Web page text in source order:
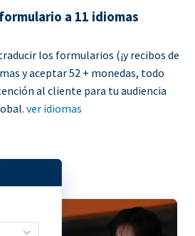
a 11 idiomas
los formularios (¡y recibos de
y aceptar 52 + monedas, todo
al cliente para tu audiencia
ver idiomas